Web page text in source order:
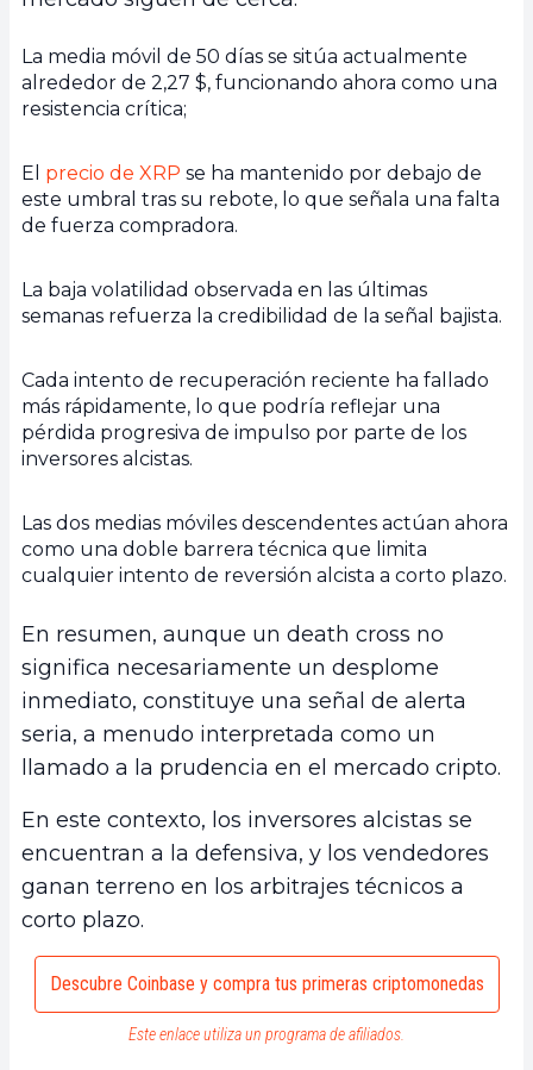
La media móvil de 50 días se sitúa actualmente
alrededor de 2,27 $, funcionando ahora como una
resistencia crítica;
El precio de XRP se ha mantenido por debajo de
este umbral tras su rebote, lo que señala una falta
de fuerza compradora.
La baja volatilidad observada en las últimas
semanas refuerza la credibilidad de la señal bajista.
Cada intento de recuperación reciente ha fallado
más rápidamente, lo que podría reflejar una
pérdida progresiva de impulso por parte de los
inversores alcistas.
Las dos medias móviles descendentes actúan ahora
como una doble barrera técnica que limita
cualquier intento de reversión alcista a corto plazo.
En resumen, aunque un death cross no
significa necesariamente un desplome
inmediato, constituye una señal de alerta
seria, a menudo interpretada como un
llamado a la prudencia en el mercado cripto.
En este contexto, los inversores alcistas se
encuentran a la defensiva, y los vendedores
ganan terreno en los arbitrajes técnicos a
corto plazo.
Descubre Coinbase y compra tus primeras criptomonedas
Este enlace utiliza un programa de afiliados.